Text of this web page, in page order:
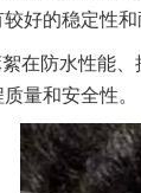
好的稳定性
在防水性能
量和安全性。